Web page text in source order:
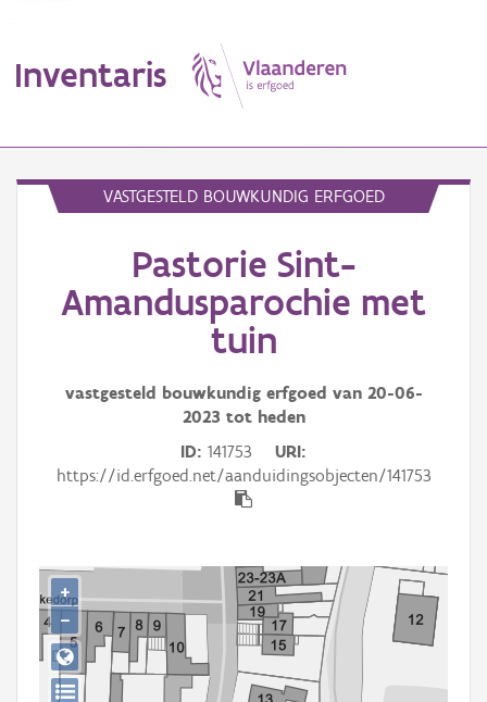
Inventaris
Aanduidingsobject
Hergebruik
Aanmelden
VASTGESTELD BOUWKUNDIG ERFGOED
Pastorie Sint-
Amandusparochie met
tuin
vastgesteld bouwkundig erfgoed van 20-06-
2023 tot heden
ID 141753
URI
https://id.erfgoed.net/aanduidingsobjecten/141753
+
−